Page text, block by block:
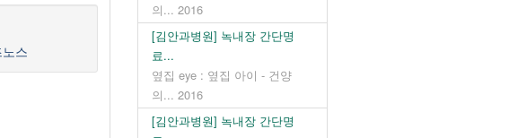
스
의... 2016
[김안과병원] 녹내장 간단명
료...
옆집 eye : 옆집 아이 - 건양
의... 2016
[김안과병원] 녹내장 간단명